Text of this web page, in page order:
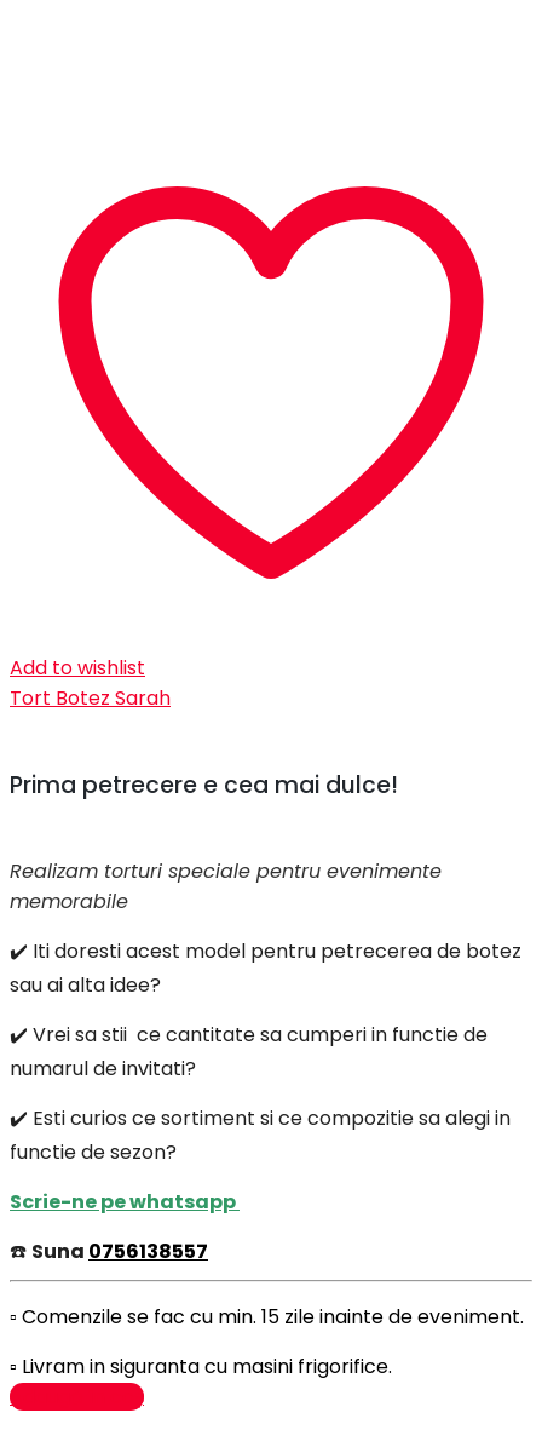
Add to wishlist
Tort Botez Sarah
Prima petrecere e cea mai dulce!
Realizam torturi speciale pentru evenimente
memorabile
✔️ Iti doresti acest model pentru petrecerea de botez
sau ai alta idee?
✔️ Vrei sa stii ce cantitate sa cumperi in functie de
numarul de invitati?
✔️ Esti curios ce sortiment si ce compozitie sa alegi in
functie de sezon?
Scrie-ne pe whatsapp
☎️ Suna 0756138557
▫️ Comenzile se fac cu min. 15 zile inainte de eveniment.
▫️ Livram in siguranta cu masini frigorifice.
Adaugă în coș